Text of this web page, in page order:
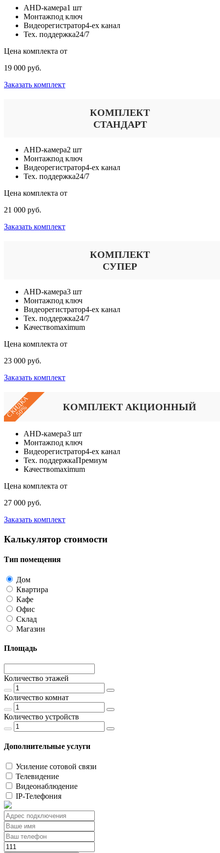
AHD-камера1 шт
Монтажпод ключ
Видеорегистратор4-ех канал
Тех. поддержка24/7
Цена комплекта от
19 000 руб.
Заказать комплект
КОМПЛЕКТ
СТАНДАРТ
AHD-камера2 шт
Монтажпод ключ
Видеорегистратор4-ех канал
Тех. поддержка24/7
Цена комплекта от
21 000 руб.
Заказать комплект
КОМПЛЕКТ
СУПЕР
AHD-камера3 шт
Монтажпод ключ
Видеорегистратор4-ех канал
Тех. поддержка24/7
Качествоmaximum
Цена комплекта от
23 000 руб.
Заказать комплект
СКИДКА
50% КОМПЛЕКТ АКЦИОННЫЙ
AHD-камера3 шт
Монтажпод ключ
Видеорегистратор4-ех канал
Тех. поддержкаПремиум
Качествоmaximum
Цена комплекта от
27 000 руб.
Заказать комплект
Калькулятор стоимости
Тип помещения
Дом
Квартира
Кафе
Офис
Склад
Магазин
Площадь
Количество этажей
Количество комнат
Количество устройств
Дополнительные услуги
Усиление сотовой связи
Телевидение
Видеонаблюдение
IP-Телефония